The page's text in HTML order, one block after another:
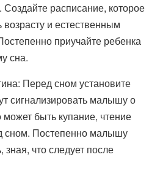
расписание, которое
возрасту и естественным
приучайте ребенка
сна.
Перед сном установите
сигнализировать малышу о
быть купание, чтение
сном. Постепенно малышу
зная, что следует после